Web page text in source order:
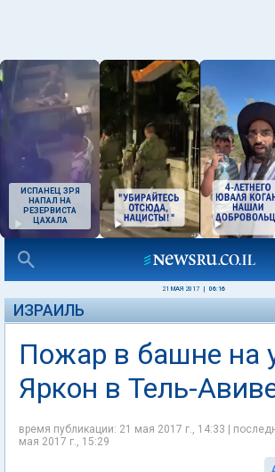
ИСПАНЕЦ ЗРЯ
НАПАЛ НА
РЕЗЕРВИСТА
ЦАХАЛА
21 МАЯ 2017 06:16
ИЗРАИЛЬ
Пожар в башне на
Яркон в Тель-
время публикации: 21 мая 2017 г., 14:33 |
мая 2017 г., 15:29